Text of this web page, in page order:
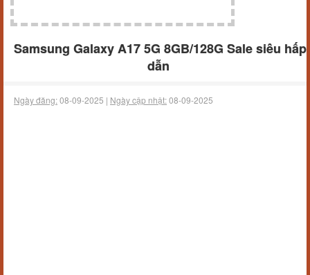
Samsung Galaxy A17 5G 8GB/128G Sale siêu hấp
dẫn
Ngày đăng:08-09-2025 | Ngày cập nhật:08-09-2025